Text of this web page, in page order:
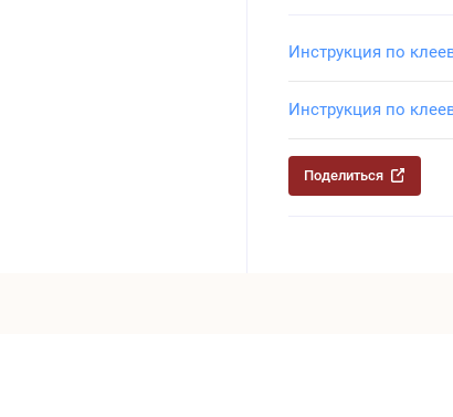
Поделиться
Инструкция по
Инструкция по